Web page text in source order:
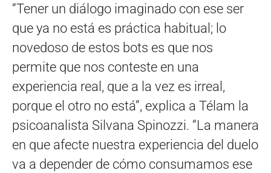
“Tener un diálogo imaginado con ese ser
que ya no está es práctica habitual; lo
novedoso de estos bots es que nos
permite que nos conteste en una
experiencia real, que a la vez es irreal,
porque el otro no está”, explica a Télam la
psicoanalista Silvana Spinozzi. “La manera
en que afecte nuestra experiencia del duelo
va a depender de cómo consumamos ese